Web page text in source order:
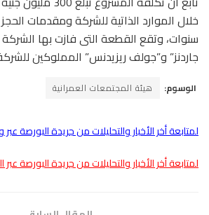
سنوات، وتقع القطعة التى فازت بها الشركة
جاردنز” و”جولف ريزيدنس” المملوكين
الوسوم: هيئة المجتمعات العمرانية
لمتابعة أخر الأخبار والتحليلات من جريدة البورصة
لمتابعة أخر الأخبار والتحليلات من جريدة البورصة عبر